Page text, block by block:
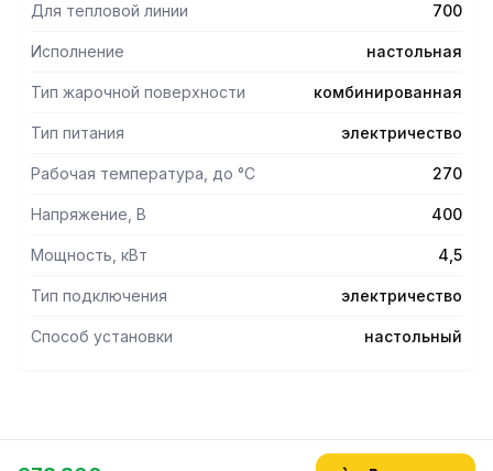
Для тепловой линии 700
Исполнение настольная
Тип жарочной поверхности комбинированная
Тип питания электричество
Рабочая температура, до °С 270
Напряжение, В 400
Мощность, кВт 4,5
Тип подключения электричество
Способ установки настольный